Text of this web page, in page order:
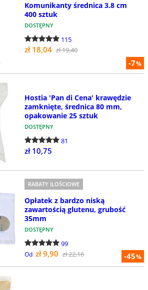
-7%
Komunikanty średnica 3.8 cm
400 sztuk
DOSTĘPNY
115
zł 18,04 zł 19,40
Hostia 'Pan di Cena' krawędzie
zamknięte, średnica 80 mm,
opakowanie 25 sztuk
DOSTĘPNY
81
zł 10,75
-45%
RABATY ILOŚCIOWE
Opłatek z bardzo niską
zawartością glutenu, grubość
35mm
DOSTĘPNY
99
Od zł 9,90 zł 22,16